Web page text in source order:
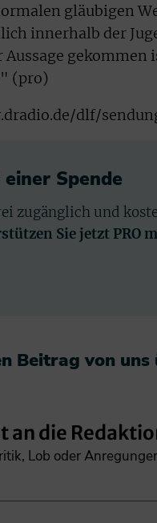
gläubigen
innerhalb der
Aussage
(pro)
dlf/
Spende
zugänglich und
Sie jetzt PRO
Beitrag von uns
an die
Lob oder